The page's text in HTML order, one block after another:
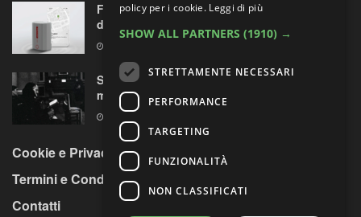
Falcam TagBatt: l’AirTag entra nella batteria
della fotocamera
Scanno nelle foto di Renzo Tortelli, oltre il
mito di Cartier-Bresson e Giacomelli
Cookie e Privacy Policy
Termini e Condizioni
Contatti
policy per i cookie. Leggi di più
SHOW ALL PARTNERS (1910) →
STRETTAMENTE NECESSARI
PERFORMANCE
TARGETING
FUNZIONALITÀ
NON CLASSIFICATI